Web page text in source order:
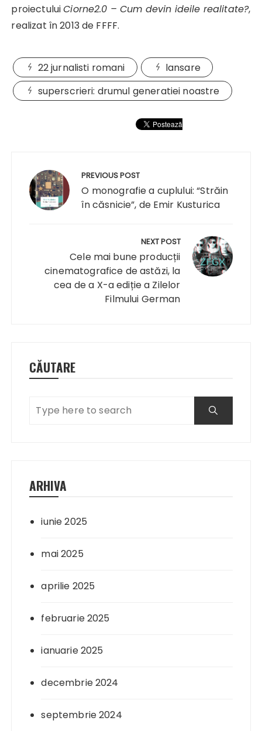
proiectuluiCiorne2.0 – Cum devin ideile realitate?,
realizat în 2013 de FFFF.
22 jurnalisti romani
lansare
superscrieri: drumul generatiei noastre
articole
PREVIOUS POST
O monografie a cuplului: “Străin
în căsnicie”, de Emir Kusturica
NEXT POST
Cele mai bune producții
cinematografice de astăzi, la
cea de a X-a ediție a Zilelor
Filmului German
CĂUTARE
ARHIVA
iunie 2025
mai 2025
aprilie 2025
februarie 2025
ianuarie 2025
decembrie 2024
septembrie 2024